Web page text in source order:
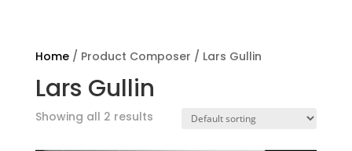
Home/ Product Composer / Lars Gullin
Lars Gullin
Showing all 2 results